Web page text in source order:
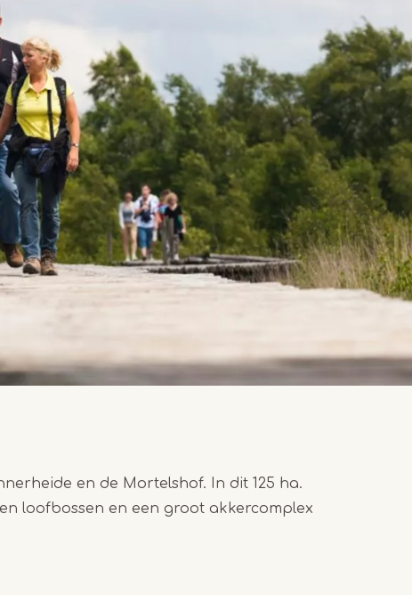
en de Mortelshof. In dit 125 ha.
loofbossen en een groot akkercomplex